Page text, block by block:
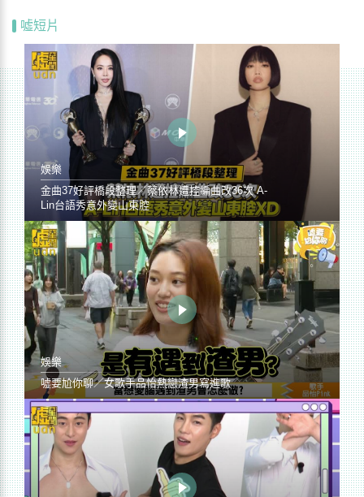
噓短片
娛樂
金曲37好評橋段整理／蔡依林遭控編曲改36次 A-
Lin台語秀意外變山東腔
娛樂
噓要尬你聊／女歌手品怡熱戀渣男寫進歌